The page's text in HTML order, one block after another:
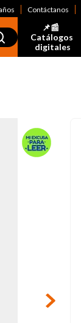
Contáctanos
📌📰
Catálogos
digitales